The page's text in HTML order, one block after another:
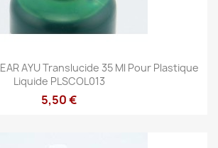
AYU Translucide 35 Ml Pour Plastique
Liquide PLSCOL013
5,50 €